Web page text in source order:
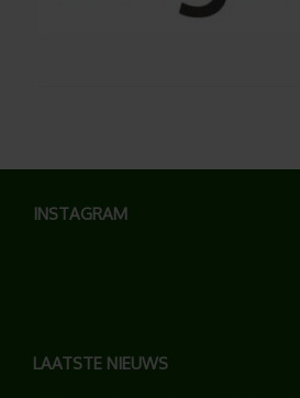
INSTAGRAM
LAATSTE NIEUWS